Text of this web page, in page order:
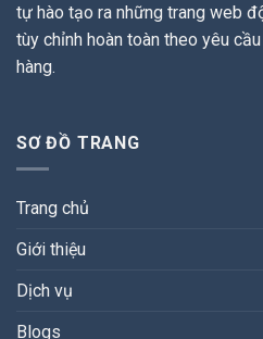
tự hào tạo ra những trang web
tùy chỉnh hoàn toàn theo yêu
hàng.
SƠ ĐỒ TRANG
Trang chủ
Giới thiệu
Dịch vụ
Blogs